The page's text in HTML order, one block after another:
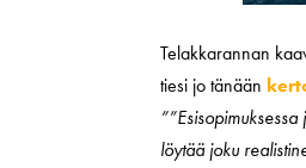
Telakkarannan
tiesi jo tänään
löytää joku